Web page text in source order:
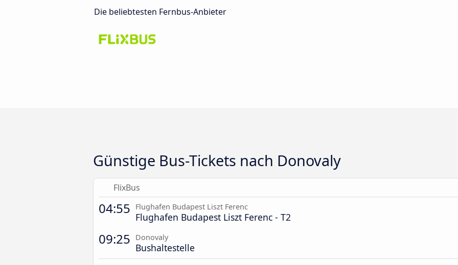
Die beliebtesten Fernbus-Anbieter
Günstige Bus-Tickets nach Donovaly
FlixBus
04:55 Flughafen Budapest Liszt Ferenc
Flughafen Budapest Liszt Ferenc - T2
09:25 Donovaly
Bushaltestelle